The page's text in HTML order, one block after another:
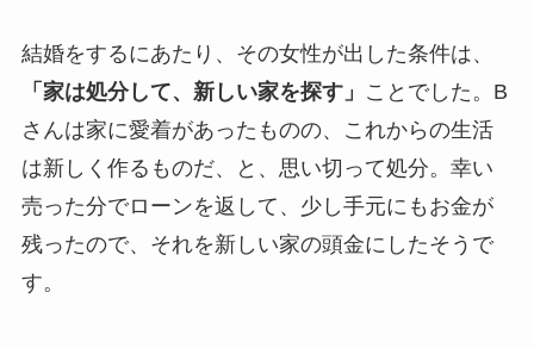
結婚をするにあたり、その女性が出した条件は、
「家は処分して、新しい家を探す」 ことでした。B
さんは家に愛着があったものの、これからの生活
は新しく作るものだ、と、思い切って処分。幸い
売った分でローンを返して、少し手元にもお金が
残ったので、それを新しい家の頭金にしたそうで
す。